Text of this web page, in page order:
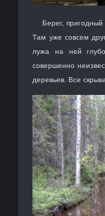
Берег, пригодный
Там уже совсем
лужа на ней
совершенно
деревьев. Все